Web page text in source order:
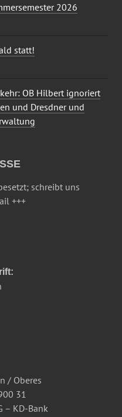
2026
statt!
OB Hilbert ignoriert
und Dresdner und
schreibt uns
+++
/ Oberes
31
– KD-Bank